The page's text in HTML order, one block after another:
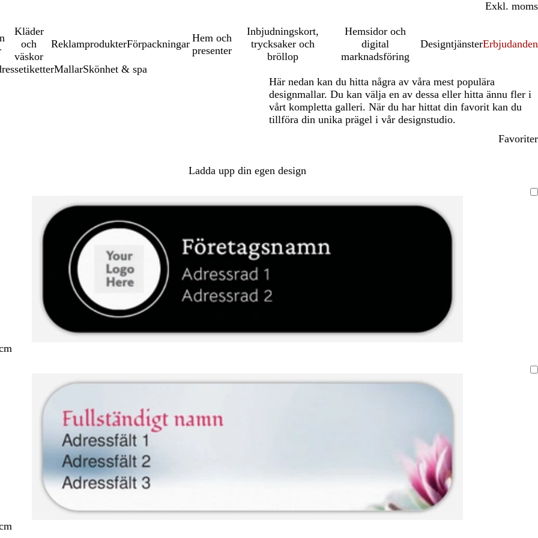
Inkl. moms
Exkl. moms
Kläder
och
väskor
ReklamprodukterFörpackningar
Hem och
presenter
Inbjudningskort,
trycksaker och
bröllop
Hemsidor och
digital
marknadsföring
DesigntjänsterErbjudanden
MallarSkönhet & spa
Här nedan kan du hitta några av våra mest populära
designmallar. Du kan välja en av dessa eller hitta ännu fler i
vårt kompletta galleri. När du har hittat din favorit kan du
tillföra din unika prägel i vår designstudio.
Favoriter
Ladda upp din egen design